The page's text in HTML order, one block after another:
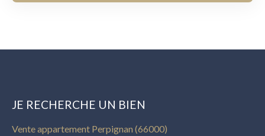
JE RECHERCHE UN BIEN
Vente appartement Perpignan (66000)